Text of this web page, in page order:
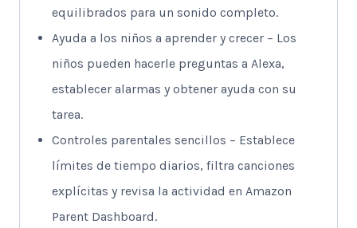
equilibrados para un sonido completo.
Ayuda a los niños a aprender y crecer – Los
niños pueden hacerle preguntas a Alexa,
establecer alarmas y obtener ayuda con su
tarea.
Controles parentales sencillos – Establece
límites de tiempo diarios, filtra canciones
explícitas y revisa la actividad en Amazon
Parent Dashboard.